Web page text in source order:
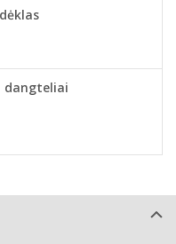
dangteliai